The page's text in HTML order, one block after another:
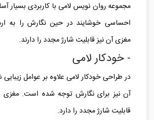
مجموعه روان نویس لامی با کاربردی بسیار
احساسی خوشایند در حین نگارش را به
مغزی آن نیز قابلیت شارژ مجدد را دارند.
- خودکار لامی
در طراحی خودکار لامی علاوه بر عوامل
آن نیز برای نگارش توجه شده است. مغزی
قابلیت شارژ مجدد را دارد.